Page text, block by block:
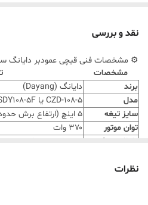
نقد و بررسی
⚙️ مشخصات فنی قیچی عمودبر دایانگ
مشخصات
برند
دایانگ (Dayang)
مدل
CZD-108-5 یا SDY108-5F
سایز تیغه
۵ اینچ (ارتفاع برش حدود ۱۲٫۵ سانتی‌متر)
توان موتور
۳۷۰ وات
ولتاژ مصرفی
تیغه
نظرات